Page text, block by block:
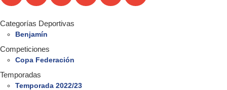
Categorías Deportivas
Benjamín
Competiciones
Copa Federación
Temporadas
Temporada 2022/23